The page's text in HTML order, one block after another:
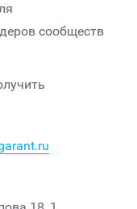
сообществ